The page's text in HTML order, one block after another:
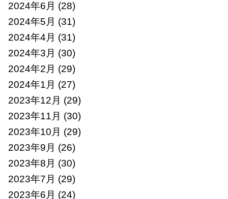
2024年6月 (28)
2024年5月 (31)
2024年4月 (31)
2024年3月 (30)
2024年2月 (29)
2024年1月 (27)
2023年12月 (29)
2023年11月 (30)
2023年10月 (29)
2023年9月 (26)
2023年8月 (30)
2023年7月 (29)
2023年6月 (24)